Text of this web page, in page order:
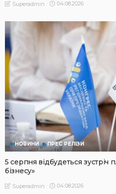
Superadmin 04.08.2026
НОВИНИ ПРЕС РЕЛІЗИ
5 серпня відбудеться зустріч
бізнесу»
Superadmin 04.08.2026